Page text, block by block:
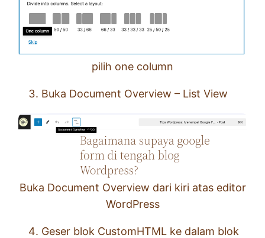
pilih one column
Buka Document Overview – List View
Buka Document Overview dari kiri atas editor
WordPress
Geser blok CustomHTML ke dalam blok